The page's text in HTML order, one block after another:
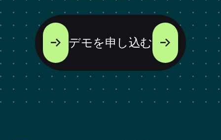
デモを申し込む